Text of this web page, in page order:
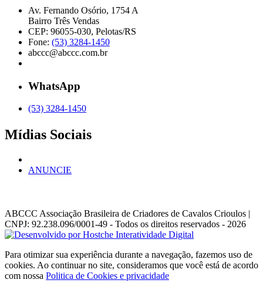
Av. Fernando Osório, 1754 A
Bairro Três Vendas
CEP: 96055-030, Pelotas/RS
Fone: (53) 3284-1450
abccc@abccc.com.br
WhatsApp
(53) 3284-1450
Mídias Sociais
ANUNCIE
ABCCC Associação Brasileira de Criadores de Cavalos Crioulos |
CNPJ: 92.238.096/0001-49 - Todos os direitos reservados - 2026
Para otimizar sua experiência durante a navegação, fazemos uso de
cookies. Ao continuar no site, consideramos que você está de acordo
com nossa Politica de Cookies e privacidade